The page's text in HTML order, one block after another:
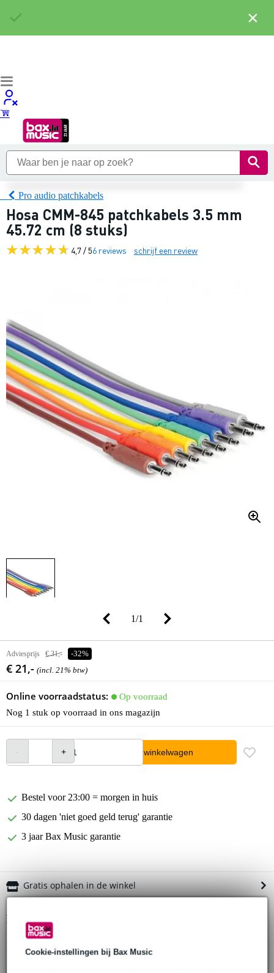
Cookie-instellingen bij Bax Music
Pro audio patchkabels
Hosa CMM-845 patchkabels 3.5 mm
45.72 cm (8 stuks)
4,7 / 56 reviews schrijf een review
1/1
Adviesprijs € 31,- -32%
€ 21,- (incl. 21% btw)
Online voorraadstatus:
Op voorraad
Nog 1 stuk op voorraad in ons magazijn
In winkelwagen
Bestel voor 23:00 = morgen in huis
30 dagen 'niet goed geld terug' garantie
3 jaar Bax Music garantie
Gratis ophalen in de winkel
Productinformatie
Hosa CMM-845
patchkabels (mono/ongebalanceerd)
×